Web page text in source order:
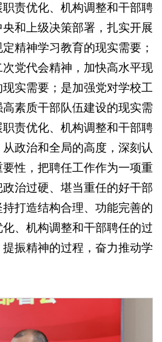
责优化、机构调整和干部聘
和上级决策部署，扎实开展
精神学习教育的现实需要；
党代会精神，加快高水平现
实需要；是加强党对学校工
素质干部队伍建设的现实需
责优化、机构调整和干部聘
政治和全局的高度，深刻认
性，把聘任工作作为一项重
治过硬、堪当重任的好干部
打造结构合理、功能完善的
、机构调整和干部聘任的过
振精神的过程，奋力推动学